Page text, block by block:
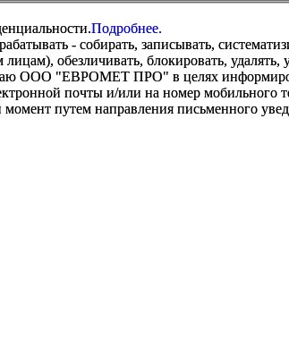
Подробнее.
- собирать, записывать,
лицам), обезличивать, блокировать,
ООО "ЕВРОМЕТ ПРО" в целях
почты и/или на номер мобильного
путем направления письменного